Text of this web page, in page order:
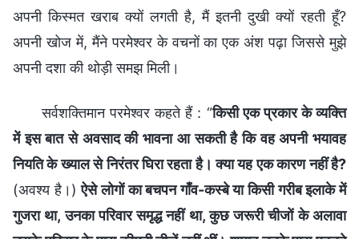
अपनी किस्मत खराब क्यों लगती है, मैं इतनी दुखी क्यों रहती हूँ?
अपनी खोज में, मैंने परमेश्वर के वचनों का एक अंश पढ़ा जिससे मुझे
अपनी दशा की थोड़ी समझ मिली।
सर्वशक्तिमान परमेश्वर कहते हैं : “किसी एक प्रकार के व्यक्ति
में इस बात से अवसाद की भावना आ सकती है कि वह अपनी भयावह
नियति के ख्याल से निरंतर घिरा रहता है। क्या यह एक कारण नहीं है?
(अवश्य है।)ऐसे लोगों का बचपन गाँव-कस्बे या किसी गरीब इलाके में
गुजरा था, उनका परिवार समृद्ध नहीं था, कुछ जरूरी चीजों के अलावा